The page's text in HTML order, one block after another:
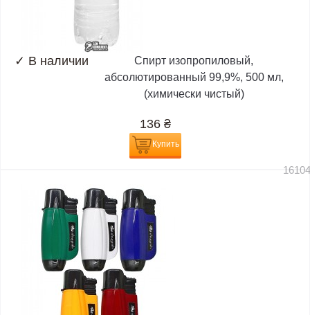
✓ В наличии
Спирт изопропиловый,
абсолютированный 99,9%, 500 мл,
(химически чистый)
136 ₴
Купить